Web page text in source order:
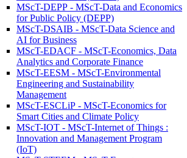
MScT-DEPP - MScT-Data and Economics
for Public Policy (DEPP)
MScT-DSAIB - MScT-Data Science and
AI for Business
MScT-EDACF - MScT-Economics, Data
Analytics and Corporate Finance
MScT-EESM - MScT-Environmental
Engineering and Sustainability
Management
MScT-ESCLiP - MScT-Economics for
Smart Cities and Climate Policy
MScT-IOT - MScT-Internet of Things :
Innovation and Management Program
(IoT)